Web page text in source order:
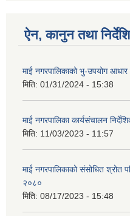
ऐन, कानुन तथा
माई नगरपालिकाको भु-उपयोग
मिति: 01/31/2024 - 15:38
माई नगरपालिका कार्यसंचालन
मिति: 11/03/2023 - 11:57
माई नगरपालिकाको संसोधित श्रोत
२०८०
मिति: 08/17/2023 - 15:48